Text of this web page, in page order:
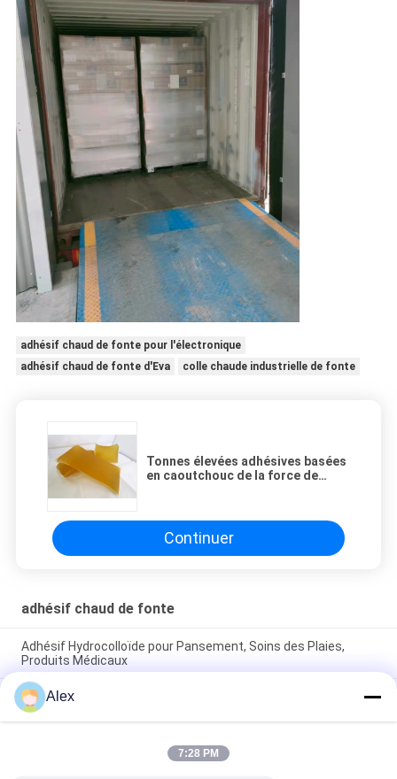
adhésif chaud de fonte pour l'électronique
adhésif chaud de fonte d'Eva
colle chaude industrielle de fonte
Tonnes élevées adhésives basées
en caoutchouc de la force de
Continuer
adhésif chaud de fonte
Adhésif Hydrocolloïde pour Pansement, Soins des Plaies,
Produits Médicaux
Adhésif à fusion à chaud pour pansement médical
hydrocolloïde, plâtre pour plaies
L'adhésif à fusion à chaud à 100% de teneur en solides sans
solvant, résistant aux UV, chimique acrylique pour ruban
Alex
7:28 PM